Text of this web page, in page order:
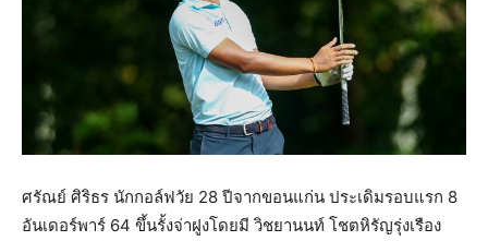
ศรัณย์ ศิริธร นักกอล์ฟวัย 28 ปีจากขอนแก่น ประเดิมรอบแรก 8
อันเดอร์พาร์ 64 ขึ้นรั้งจ่าฝูงโดยมี วิชยานนท์ โชตหิรัญรุ่งเรือง